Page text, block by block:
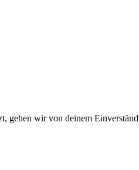
gehen wir von deinem